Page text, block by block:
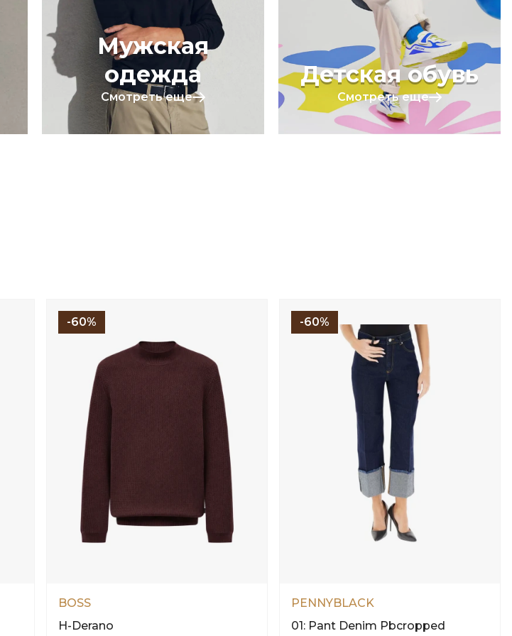
Мужская
одежда
Смотреть еще
Детская обувь
Смотреть еще
-60%
BOSS
H-Derano
-60%
PENNYBLACK
01: Pant Denim Pbcropped